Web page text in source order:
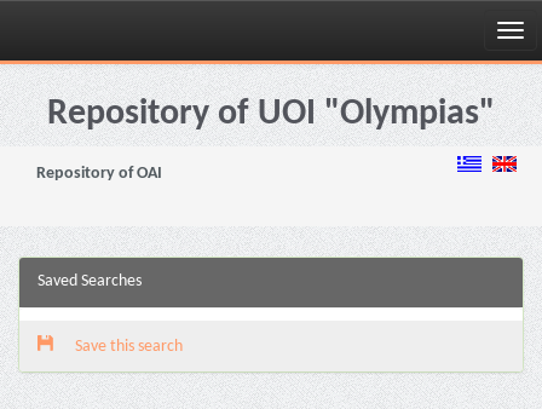
Skip
navigationRepository of UOI "Olympias"
Repository of OAI
Saved Searches
Save this search